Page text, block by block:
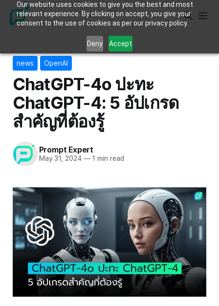
Our website uses cookies to give you the best and most
relevant experience. By clicking on accept, you give your
consent to the use of cookies as per our privacy policy.
Deny Accept
news OpenAI
ChatGPT-4o ปะทะ
ChatGPT-4: 5 อัปเกรด
สำคัญที่ต้องรู้
Prompt Expert
May 31, 2024 —1 min read